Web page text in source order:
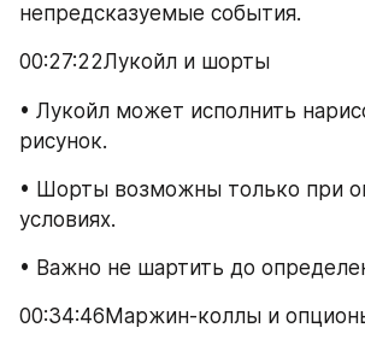
непредсказуемые события.
00:27:22Лукойл и шорты
• Лукойл может исполнить
рисунок.
• Шорты возможны только при
условиях.
• Важно не шартить до
00:34:46Маржин-коллы и